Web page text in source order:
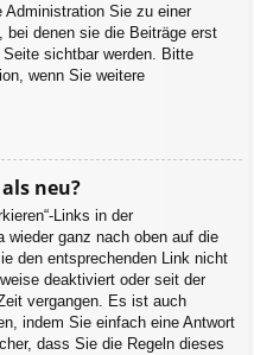
Sie zu einer
bei denen sie die Beiträge erst
sichtbar werden. Bitte
wenn Sie weitere
neu?
Links in der
wieder ganz nach oben auf die
den entsprechenden Link nicht
deaktiviert oder seit der
vergangen. Es ist auch
indem Sie einfach eine Antwort
dass Sie die Regeln dieses